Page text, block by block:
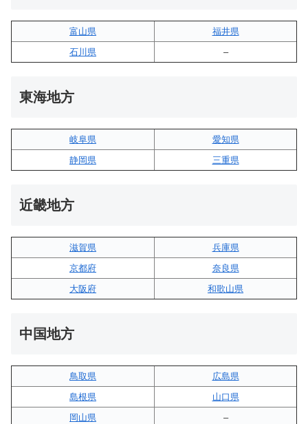
富山県
福井県
石川県
–
東海地方
岐阜県
愛知県
静岡県
三重県
近畿地方
滋賀県
兵庫県
京都府
奈良県
大阪府
和歌山県
中国地方
鳥取県
広島県
島根県
山口県
岡山県
–